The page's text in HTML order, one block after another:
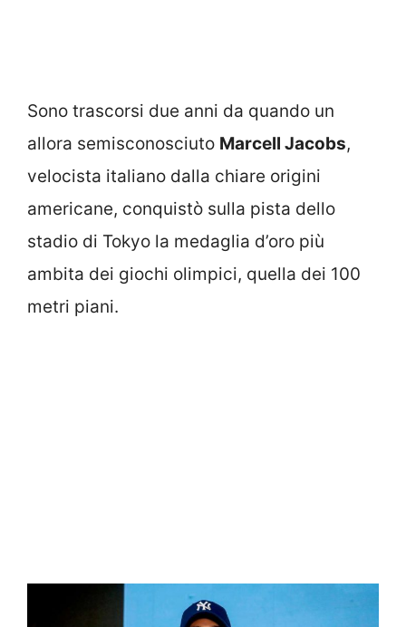
Sono trascorsi due anni da quando un
allora semisconosciuto Marcell Jacobs,
velocista italiano dalla chiare origini
americane, conquistò sulla pista dello
stadio di Tokyo la medaglia d’oro più
ambita dei giochi olimpici, quella dei 100
metri piani.